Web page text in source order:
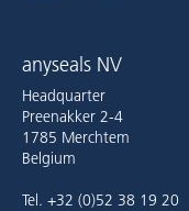
anyseals NV
Headquarter
Preenakker 2-4
1785 Merchtem
Belgium
Tel. +32 (0)52 38 19 20